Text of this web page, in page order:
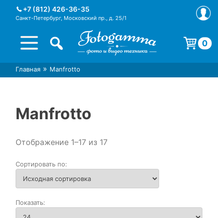
+7 (812) 426-36-35
Санкт-Петербург, Московский пр., д. 25/1
Интернет-магазин фототехники
Магазин фотоаксессуаров foto-
0
Главная » Manfrotto
Manfrotto
Отображение 1–17 из 17